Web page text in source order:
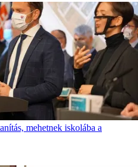
mehetnek iskolába a